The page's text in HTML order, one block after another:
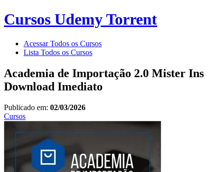
Cursos Udemy Torrent
Acessar Todos os Cursos
Lista Todos os Cursos
Academia de Importação 2.0 Mister Ins
Download Imediato
Publicado em: 02/03/2026
Cursos